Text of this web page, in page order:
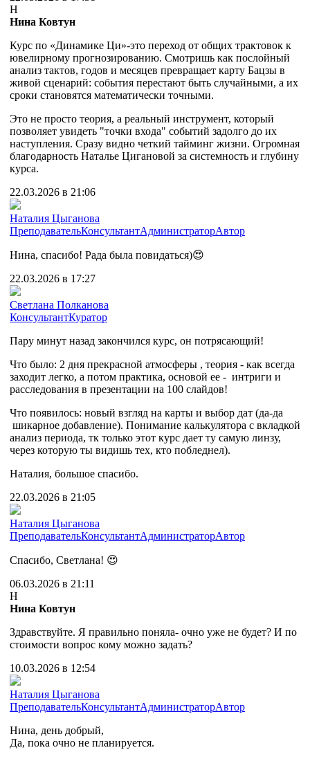
Н
Нина Ковтун
Курс по «Динамике Ци»-это переход от общих трактовок к
ювелирному прогнозированию. Смотришь как послойный
анализ тактов, годов и месяцев превращает карту Бацзы в
живой сценарий: события перестают быть случайными, а их
сроки становятся математически точными.
Это не просто теория, а реальный инструмент, который
позволяет увидеть "точки входа" событий задолго до их
наступления. Сразу видно четкий тайминг жизни. Огромная
благодарность Наталье Цигановой за системность и глубину
курса.
22.03.2026 в 21:06
Наталия Цыганова
ПреподавательКонсультантАдминистраторАвтор
Нина, спасибо! Рада была повидаться)😍
22.03.2026 в 17:27
Cветлана Полканова
КонсультантКуратор
Пару минут назад закончился курс, он потрясающий!
Что было: 2 дня прекрасной атмосферы , теория - как всегда
заходит легко, а потом практика, основой ее - интриги и
расследования в презентации на 100 слайдов!
Что появилось: новый взгляд на карты и выбор дат (да-да
шикарное добавление). Понимание калькулятора с вкладкой
анализ периода, тк только этот курс дает ту самую линзу,
через которую ты видишь тех, кто побледнел).
Наталия, большое спасибо.
22.03.2026 в 21:05
Наталия Цыганова
ПреподавательКонсультантАдминистраторАвтор
Спасибо, Светлана! 😍
06.03.2026 в 21:11
Н
Нина Ковтун
Здравствуйте. Я правильно поняла- очно уже не будет? И по
стоимости вопрос кому можно задать?
10.03.2026 в 12:54
Наталия Цыганова
ПреподавательКонсультантАдминистраторАвтор
Нина, день добрый,
Да, пока очно не планируется.